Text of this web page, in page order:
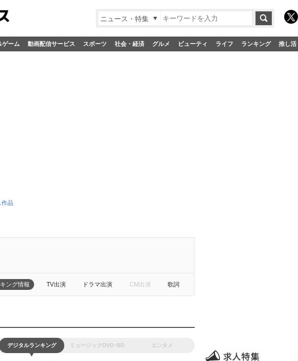
ニュース・特集
ゲーム 動画配信サービス スポーツ 社会・経済 グルメ ビューティ ライフ ランキング 推し活
品
ング情報 TV出演 ドラマ出演 CM出演 歌詞
デジタルランキング ミュージックDVD･BD エンタメ